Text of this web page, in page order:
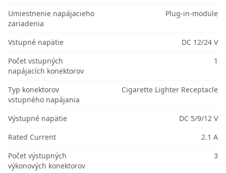
Umiestnenie napájacieho
zariadenia
Plug-in-module
Vstupné napätie
DC 12/24 V
Počet vstupných
napájacích konektorov
1
Typ konektorov
vstupného napájania
Cigarette Lighter Receptacle
Výstupné napätie
DC 5/9/12 V
Rated Current
2.1 A
Počet výstupných
výkonových konektorov
3